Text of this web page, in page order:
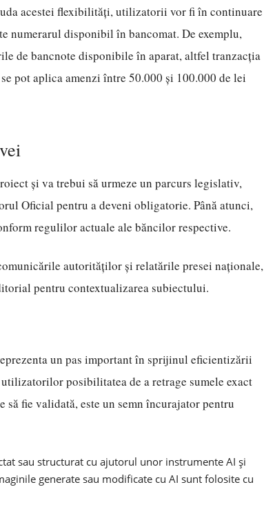
acestei flexibilități, utilizatorii vor fi în continuare
numerarul disponibil în bancomat. De exemplu,
de bancnote disponibile în aparat, altfel tranzacția
pot aplica amenzi între 50.000 și 100.000 de lei
și va trebui să urmeze un parcurs legislativ,
Oficial pentru a deveni obligatorie. Până atunci,
regulilor actuale ale băncilor respective.
autorităților și relatările presei naționale,
pentru contextualizarea subiectului.
un pas important în sprijinul eficientizării
posibilitatea de a retrage sumele exact
să fie validată, este un semn încurajator pentru
sau structurat cu ajutorul unor instrumente AI și
generate sau modificate cu AI sunt folosite cu